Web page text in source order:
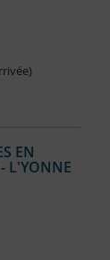
EN
L'YONNE